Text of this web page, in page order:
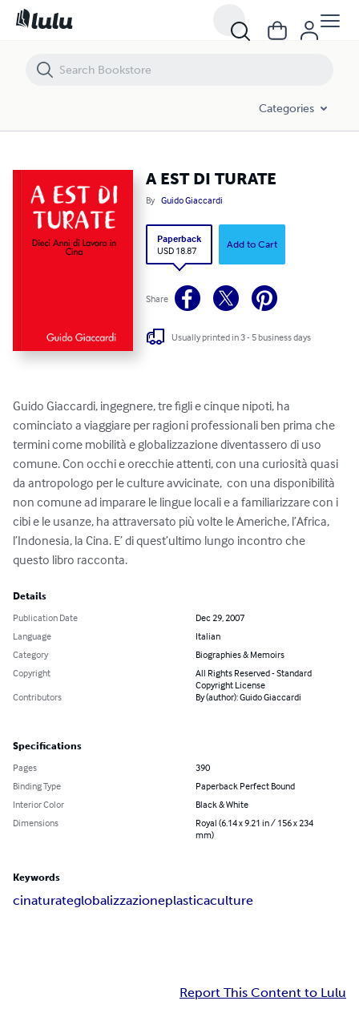
Categories
A EST DI TURATE
By Guido Giaccardi
Paperback
USD 18.87
Add to Cart
Share
Usually printed in 3 - 5 business days
Guido Giaccardi, ingegnere, tre figli e cinque nipoti, ha
cominciato a viaggiare per ragioni professionali ben prima che
termini come mobilità e globalizzazione diventassero di uso
comune. Con occhi e orecchie attenti, con una curiosità quasi
da antropologo per le culture avvicinate,  con una disponibilità
non comune ad imparare le lingue locali e a familiarizzare con i
cibi e le usanze, ha attraversato più volte le Americhe, l’Africa,
l’Indonesia, la Cina. E’ di quest’ultimo lungo incontro che
questo libro racconta.
Details
Publication Date
Dec 29, 2007
Language
Italian
Category
Biographies & Memoirs
Copyright
All Rights Reserved - Standard
Copyright License
Contributors
By (author): Guido Giaccardi
Specifications
Pages
390
Binding Type
Paperback Perfect Bound
Interior Color
Black & White
Dimensions
Royal (6.14 x 9.21 in / 156 x 234
mm)
Keywords
cinaturateglobalizzazioneplasticaculture
Report This Content to Lulu
A EST DI TURATE